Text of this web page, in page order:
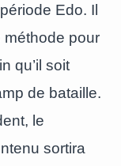
Edo. Il
pour
qu’il soit
de bataille.
le
sortira